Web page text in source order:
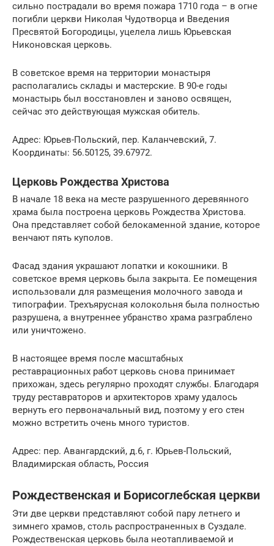
сильно пострадали во время пожара 1710 года – в огне
погибли церкви Николая Чудотворца и Введения
Пресвятой Богородицы, уцелела лишь Юрьевская
Никоновская церковь.
В советское время на территории монастыря
располагались склады и мастерские. В 90-е годы
монастырь был восстановлен и заново освящен,
сейчас это действующая мужская обитель.
Адрес: Юрьев-Польский, пер. Каланчевский, 7.
Координаты: 56.50125, 39.67972.
Церковь Рождества Христова
В начале 18 века на месте разрушенного деревянного
храма была построена церковь Рождества Христова.
Она представляет собой белокаменной здание, которое
венчают пять куполов.
Фасад здания украшают лопатки и кокошники. В
советское время церковь была закрыта. Ее помещения
использовали для размещения молочного завода и
типографии. Трехъярусная колокольня была полностью
разрушена, а внутреннее убранство храма разграблено
или уничтожено.
В настоящее время после масштабных
реставрационных работ церковь снова принимает
прихожан, здесь регулярно проходят службы. Благодаря
труду реставраторов и архитекторов храму удалось
вернуть его первоначальный вид, поэтому у его стен
можно встретить очень много туристов.
Адрес: пер. Авангардский, д.6, г. Юрьев-Польский,
Владимирская область, Россия
Рождественская и Борисоглебская церкви
Эти две церкви представляют собой пару летнего и
зимнего храмов, столь распространенных в Суздале.
Рождественская церковь была неотапливаемой и